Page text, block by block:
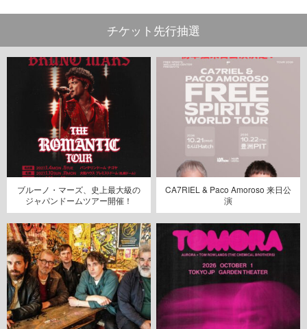
チケット先行抽選
ブルーノ・マーズ、史上最大級の
ジャパンドームツアー開催！
CA7RIEL & Paco Amoroso 来日公
演